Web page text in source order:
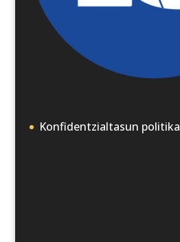
Konfidentzialtasun politika